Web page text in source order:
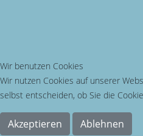
Wir benutzen Cookies
Wir nutzen Cookies auf unserer
selbst entscheiden, ob Sie die
Akzeptieren Ablehnen